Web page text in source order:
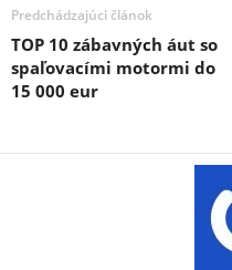
Predchádzajúci článok
TOP 10 zábavných áut so
spaľovacími motormi do
15 000 eur